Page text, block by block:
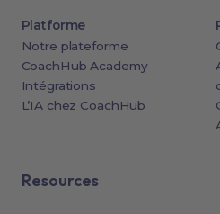
Platforme
Notre plateforme
CoachHub Academy
Intégrations
L’IA chez CoachHub
Resources